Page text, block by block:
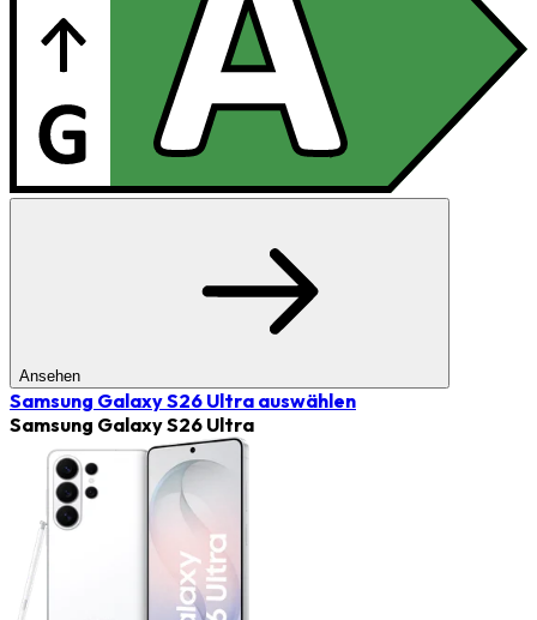
Ansehen
Samsung Galaxy S26 Ultra auswählen
Samsung Galaxy S26 Ultra